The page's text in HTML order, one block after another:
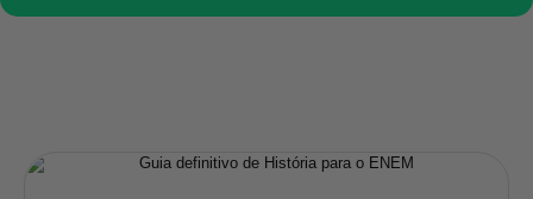
É importante assinalar o efeito globalizante como